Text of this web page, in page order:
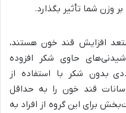
وزن شما تأثیر بگذارد.
افزایش قند خون هستند،
حاوی شکر افزوده
بدون شکر با استفاده از
قند خون را به حداقل
برای این گروه از افراد به